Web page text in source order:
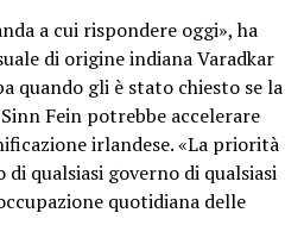
a cui rispondere oggi», ha
di origine indiana Varadkar
quando gli è stato chiesto se la
Fein potrebbe accelerare
irlandese. «La priorità
qualsiasi governo di qualsiasi
quotidiana delle